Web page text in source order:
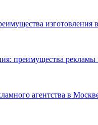
изготовления
преимущества рекламы
агентства в